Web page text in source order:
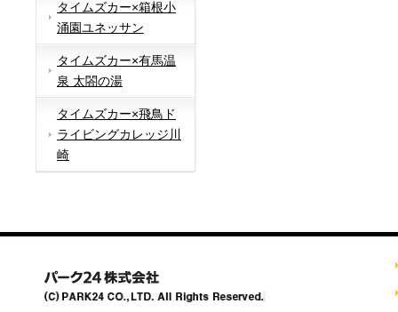
タイムズカー×箱根小
涌園ユネッサン
タイムズカー×有馬温
泉 太閤の湯
タイムズカー×飛鳥ド
ライビングカレッジ川
崎